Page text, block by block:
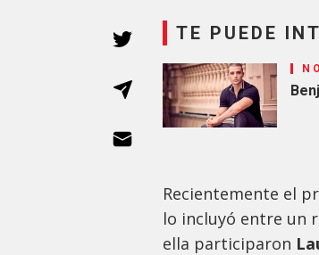
TE PUEDE
Recientemente el
lo incluyó entre un
ella participaron